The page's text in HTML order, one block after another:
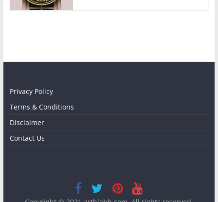
Privacy Policy
Terms & Conditions
Disclaimer
Contact Us